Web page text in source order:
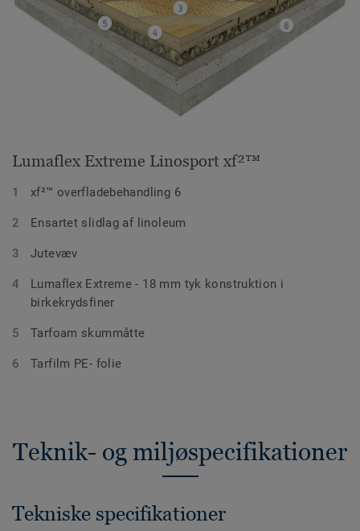
Lumaflex Extreme Linosport xf²™
xf²™ overfladebehandling 6
Ensartet slidlag af linoleum
Jutevæv
Lumaflex Extreme - 18 mm tyk konstruktion i
birkekrydsfiner
Tarfoam skummåtte
Tarfilm PE- folie
Teknik- og miljøspecifikationer
Tekniske specifikationer